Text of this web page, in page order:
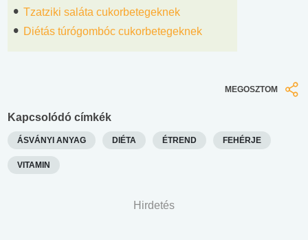
Tzatziki saláta cukorbetegeknek
Diétás túrógombóc cukorbetegeknek
MEGOSZTOM
Kapcsolódó címkék
ÁSVÁNYI ANYAG DIÉTA ÉTREND FEHÉRJE
VITAMIN
Hirdetés